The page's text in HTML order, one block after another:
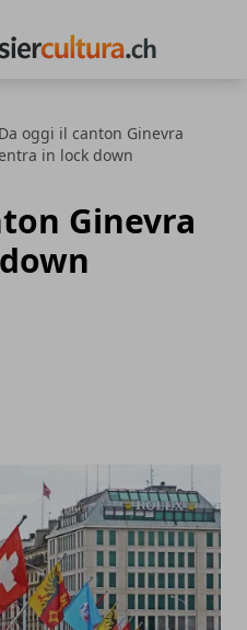
Da oggi il canton Ginevra
entra in lock down
Ginevra